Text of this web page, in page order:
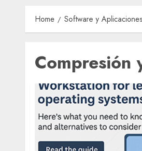
Home Software y Aplicaciones
Compresión